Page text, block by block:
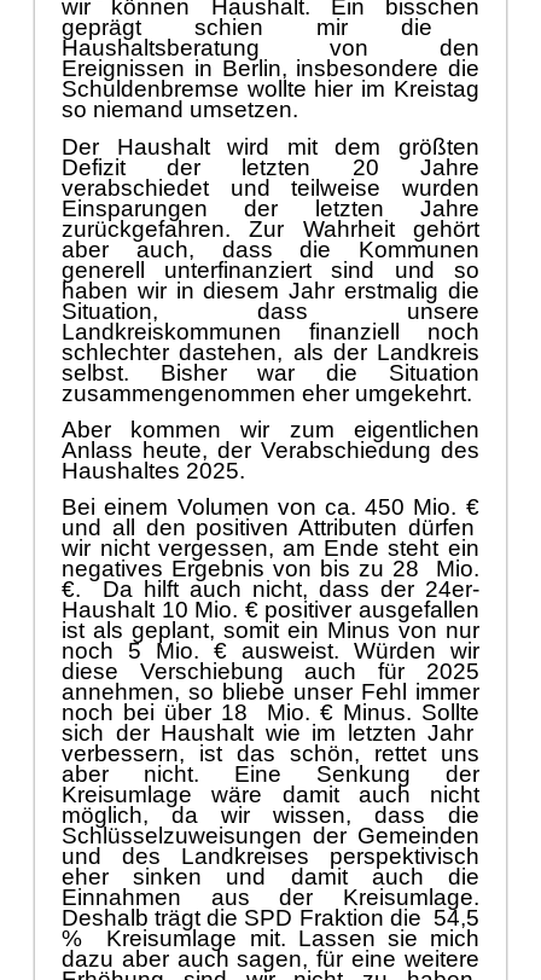
wir können Haushalt. Ein
bisschen
geprägt schien mir die
Haushaltsberatung von den
Ereignissen in Berlin, insbesondere die
Schuldenbremse wollte hier im Kreistag
so niemand umsetzen.
Der Haushalt wird mit dem größten
Defizit der letzten 20 Jahre
verabschiedet und teilweise wurden
Einsparungen der letzten Jahre
zurückgefahren. Zur Wahrheit gehört
aberauch, dass die Kommunen
generell unterfinanziert sind und so
haben wir in diesem Jahr erstmalig die
Situation, dass unsere
Landkreiskommunen finanziell noch
schlechterdastehen, als der Landkreis
selbst. Bisher war die Situation
zusammengenommen eher umgekehrt.
Aber kommen wir zum eigentlichen
Anlass heute, der Verabschiedung des
Haushaltes 2025.
Bei einem Volumen von ca. 450 Mio. €
und all den positiven Attributen dürfen
wir nicht vergessen, am Ende steht ein
negatives Ergebnis von bis zu 28
Mio.
€. Da hilft auch nicht, dass der 24er-
Haushalt 10 Mio. €positiver ausgefallen
ist als geplant, somit ein Minus von nur
noch 5 Mio. € ausweist. Würden wir
diese Verschiebung auch für 2025
annehmen, so bliebe unser Fehl immer
noch bei über 18 Mio. €Minus. Sollte
sich der Haushalt wie im letzten Jahr
verbessern, ist das schön, rettet uns
aber nicht. Eine Senkung der
Kreisumlage wäre damit auch nicht
möglich, da wir wissen, dass
die
Schlüsselzuweisungen der Gemeinden
und des Landkreises perspektivisch
eher sinken und damit auch die
Einnahmen aus der Kreisumlage.
Deshalb trägt die SPD Fraktion die 54,5
%
Kreisumlage mit. Lassen sie mich
dazu aber auch sagen, für eine weitere